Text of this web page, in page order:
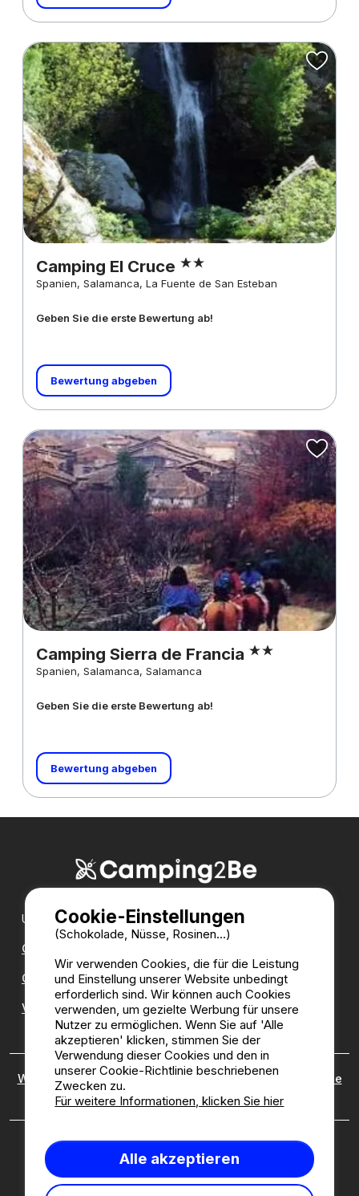
Camping El Cruce
Spanien, Salamanca, La Fuente de San Esteban
Geben Sie die erste Bewertung ab!
Bewertung abgeben
Camping Sierra de Francia
Spanien, Salamanca, Salamanca
Geben Sie die erste Bewertung ab!
Bewertung abgeben
Unsere Partner:
CampingDirect
CampingStreetView
Verzeichnis der Campingplätze
Wer sind wir? |Rechtliche Hinweise|Cookies
Richtlinie
zu kundenbewertungen
Camping2be.com ©2026 Camping2Be, alle Rechte
vorbehalten. Alle Medien und Bilder sind Eigentum ihrer
jeweiligen Besitzer.
Cookie-Einstellungen
(Schokolade, Nüsse, Rosinen...)
Wir verwenden Cookies, die für die Leistung
und Einstellung unserer Website unbedingt
erforderlich sind. Wir können auch Cookies
verwenden, um gezielte Werbung für unsere
Nutzer zu ermöglichen. Wenn Sie auf 'Alle
akzeptieren' klicken, stimmen Sie der
Verwendung dieser Cookies und den in
unserer Cookie-Richtlinie beschriebenen
Zwecken zu.
Für weitere Informationen, klicken Sie hier
Alle akzeptieren